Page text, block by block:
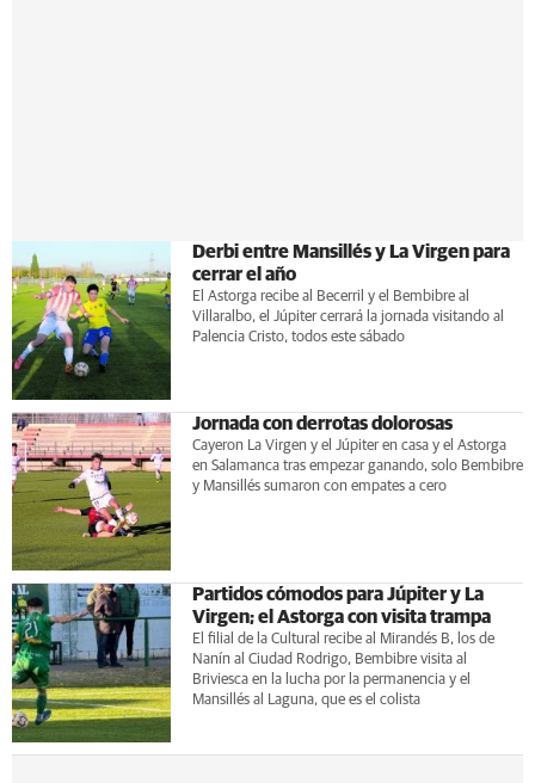
Derbi entre Mansillés y La Virgen para
cerrar el año
El Astorga recibe al Becerril y el Bembibre al
Villaralbo, el Júpiter cerrará la jornada visitando al
Palencia Cristo, todos este sábado
Jornada con derrotas dolorosas
Cayeron La Virgen y el Júpiter en casa y el Astorga
en Salamanca tras empezar ganando, solo Bembibre
y Mansillés sumaron con empates a cero
Partidos cómodos para Júpiter y La
Virgen; el Astorga con visita trampa
El filial de la Cultural recibe al Mirandés B, los de
Nanín al Ciudad Rodrigo, Bembibre visita al
Briviesca en la lucha por la permanencia y el
Mansillés al Laguna, que es el colista